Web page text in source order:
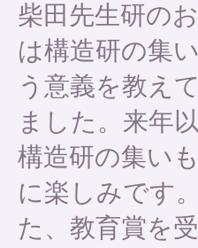
柴田先生研の
は構造研の集
う意義を教え
ました。来年
構造研の集い
に楽しみです
た、教育賞を